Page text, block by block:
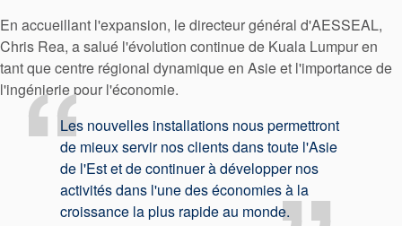
Certifications et normes
En accueillant l'expansion, le directeur général d'AESSEAL,
Chris Rea, a salué l'évolution continue de Kuala Lumpur en
tant que centre régional dynamique en Asie et l'importance de
l'ingénierie pour l'économie.
Les nouvelles installations nous permettront
de mieux servir nos clients dans toute l'Asie
de l'Est et de continuer à développer nos
activités dans l'une des économies à la
croissance la plus rapide au monde.